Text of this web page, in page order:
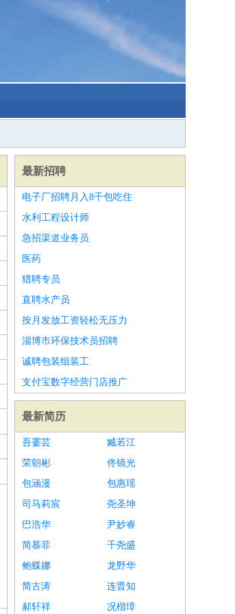
最新招聘
电子厂招聘月入8千包吃住
水利工程设计师
急招渠道业务员
医药
猎聘专员
直聘水产员
按月发放工资轻松无压力
淄博市环保技术员招聘
诚聘包装组装工
支付宝数字经营门店推广
最新简历
吾霎芸
臧若江
荣朝彬
佟镜光
包涵漫
包惠瑶
司马莉宸
尧圣坤
巴浩华
尹妙睿
简慕菲
千尧盛
鲍蝶娜
龙野华
简古涛
连晋知
郝轩祥
况楷璋